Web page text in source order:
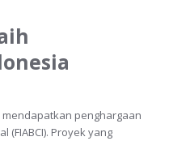
mendapatkan penghargaan
(FIABCI). Proyek yang